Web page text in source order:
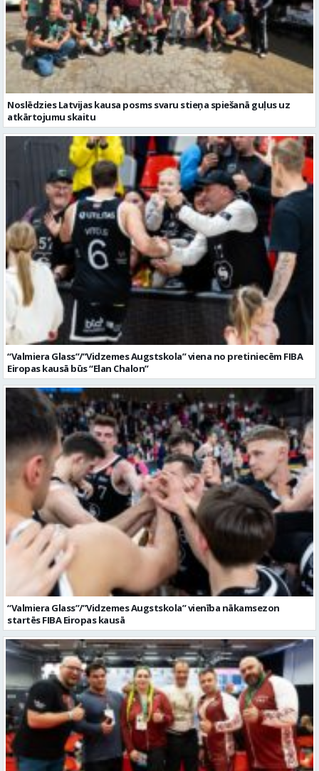
Noslēdzies Latvijas kausa posms svaru stieņa spiešanā guļus uz
atkārtojumu skaitu
“Valmiera Glass”/”Vidzemes Augstskola” viena no pretiniecēm FIBA
Eiropas kausā būs “Elan Chalon”
“Valmiera Glass”/”Vidzemes Augstskola” vienība nākamsezon
startēs FIBA Eiropas kausā